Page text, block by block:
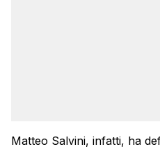
Matteo Salvini, infatti, ha